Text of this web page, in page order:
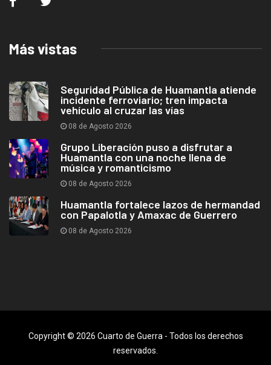
Más vistas
Seguridad Pública de Huamantla atiende
incidente ferroviario; tren impacta
vehículo al cruzar las vías
08 de Agosto 2026
Grupo Liberación puso a disfrutar a
Huamantla con una noche llena de
música y romanticismo
08 de Agosto 2026
Huamantla fortalece lazos de hermandad
con Papalotla y Amaxac de Guerrero
08 de Agosto 2026
Copyright © 2026 Cuarto de Guerra - Todos los derechos
reservados.